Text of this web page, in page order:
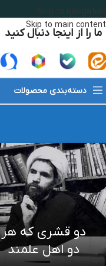
Skip to navigation
Skip to main content
ما را از اینجا دنبال کنید
دسته‌بندی محصولات
دو قشری که هر
دو اهل علمند